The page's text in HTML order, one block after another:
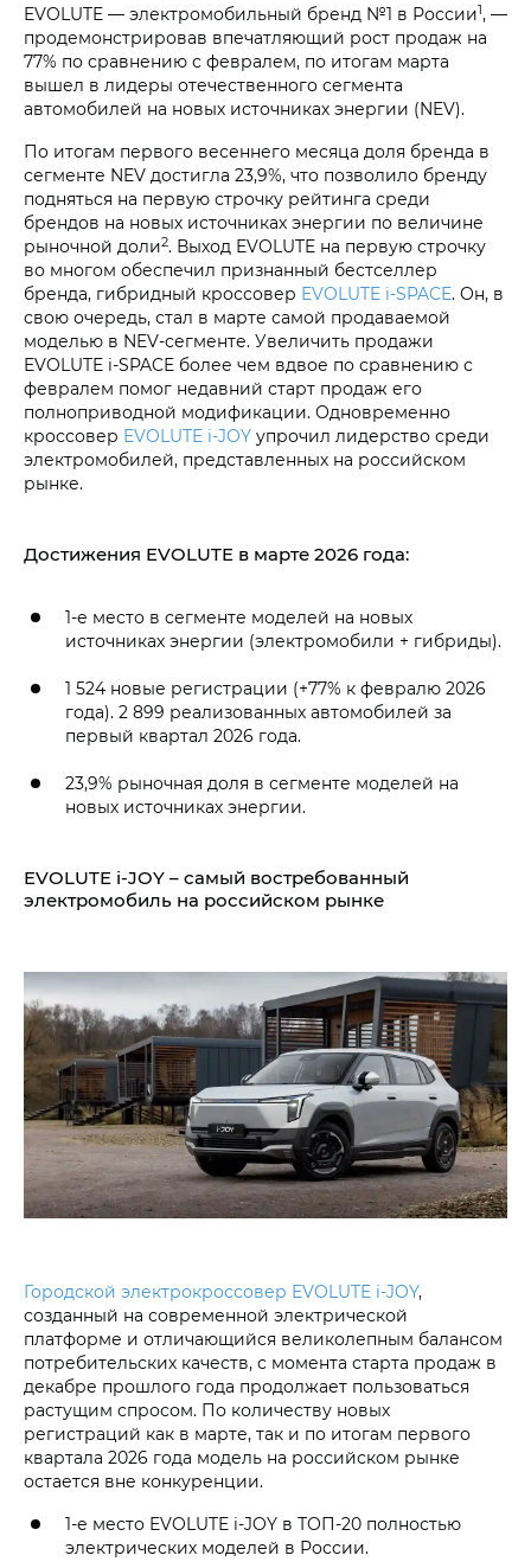
EVOLUTE — электромобильный бренд №1 в России1, —
продемонстрировав впечатляющий рост продаж на
77% по сравнению с февралем, по итогам марта
вышел в лидеры отечественного сегмента
автомобилей на новых источниках энергии (NEV).
По итогам первого весеннего месяца доля бренда в
сегменте NEV достигла 23,9%, что позволило бренду
подняться на первую строчку рейтинга среди
брендов на новых источниках энергии по величине
рыночной доли2. Выход EVOLUTE на первую строчку
во многом обеспечил признанный бестселлер
бренда, гибридный кроссовер EVOLUTE i‑SPACE. Он, в
свою очередь, стал в марте самой продаваемой
моделью в NEV-сегменте. Увеличить продажи
EVOLUTE i‑SPACE более чем вдвое по сравнению с
февралем помог недавний старт продаж его
полноприводной модификации. Одновременно
кроссовер EVOLUTE i‑JOY упрочил лидерство среди
электромобилей, представленных на российском
рынке.
Достижения EVOLUTE в марте 2026 года:
1-е место в сегменте моделей на новых
источниках энергии (электромобили + гибриды).
1 524 новые регистрации (+77% к февралю 2026
года). 2 899 реализованных автомобилей за
первый квартал 2026 года.
23,9% рыночная доля в сегменте моделей на
новых источниках энергии.
EVOLUTE i‑JOY – самый востребованный
электромобиль на российском рынке
Городской электрокроссовер EVOLUTE i‑JOY,
созданный на современной электрической
платформе и отличающийся великолепным балансом
потребительских качеств, с момента старта продаж в
декабре прошлого года продолжает пользоваться
растущим спросом. По количеству новых
регистраций как в марте, так и по итогам первого
квартала 2026 года модель на российском рынке
остается вне конкуренции.
1-е место EVOLUTE i‑JOY в ТОП-20 полностью
электрических моделей в России.